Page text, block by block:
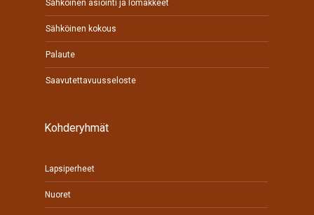
Sähköinen asiointi ja lomakkeet
Sähköinen kokous
Palaute
Saavutettavuusseloste
Kohderyhmät
Lapsiperheet
Nuoret